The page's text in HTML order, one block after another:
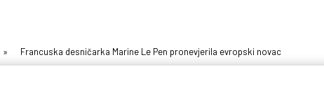
» Francuska desničarka Marine Le Pen pronevjerila evropski novac